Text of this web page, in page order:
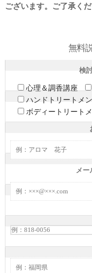
ございます。ご了承くだ
無料
検
心理＆調香講座
ハンドトリートメ
ボディートリート
メー